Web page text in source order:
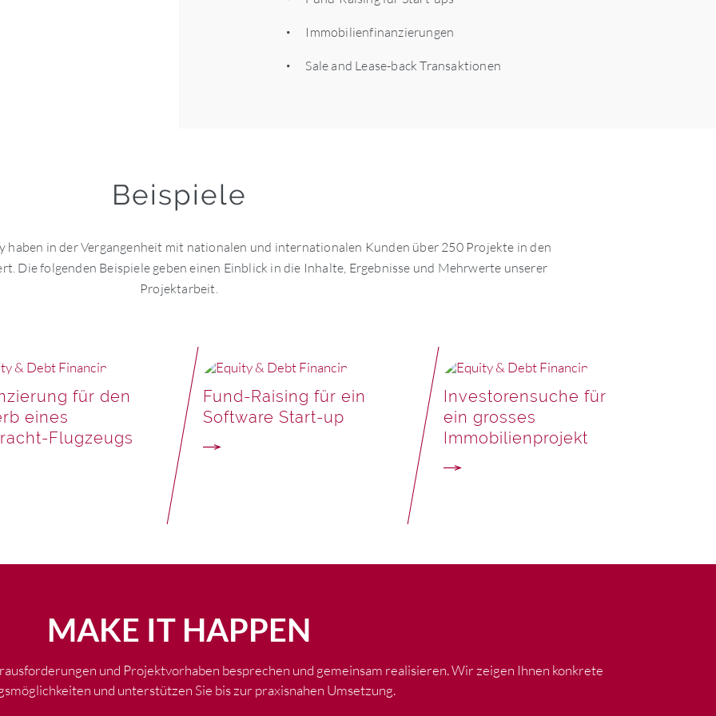
Immobilienfinanzierungen
Sale and Lease-back Transaktionen
Beispiele
haben in der Vergangenheit mit nationalen und internationalen Kunden über 250 Projekte in den
Die folgenden Beispiele geben einen Einblick in die Inhalte, Ergebnisse und Mehrwerte unserer
Projektarbeit.
für den
eines
Flugzeugs
Fund-Raising für ein
Software Start-up
Investorensuche für
ein grosses
Immobilienprojekt
MAKE IT HAPPEN
und Projektvorhaben besprechen und gemeinsam realisieren. Wir zeigen Ihnen konkrete
und unterstützen Sie bis zur praxisnahen Umsetzung.